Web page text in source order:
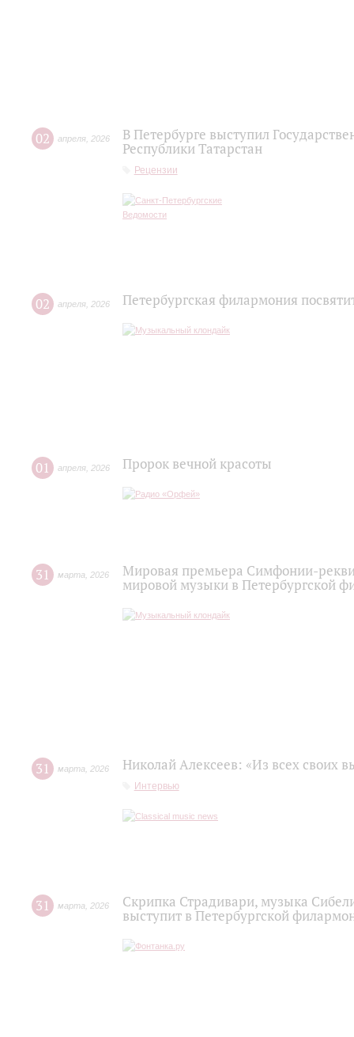
02 апреля 2026
В Петербурге выступил
Республики Татарстан
Рецензии
02 апреля 2026 Петербургская филармония
01 апреля 2026 Пророк вечной красоты
31 марта 2026
Мировая премьера Симфонии-
мировой музыки в Петербургской
31 марта 2026 Николай Алексеев: «Из всех своих
Интервью
31 марта 2026
Скрипка Страдивари, музыка
выступит в Петербургской